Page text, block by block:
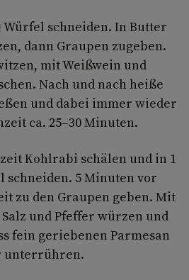
schneiden. In Butter
dann Graupen zugeben.
mit Weißwein und
Nach und nach heiße
und dabei immer wieder
ca. 25–30 Minuten.
Kohlrabi schälen und in 1
schneiden. 5 Minuten vor
zu den Graupen geben. Mit
und Pfeffer würzen und
fein geriebenen Parmesan
unterrühren.